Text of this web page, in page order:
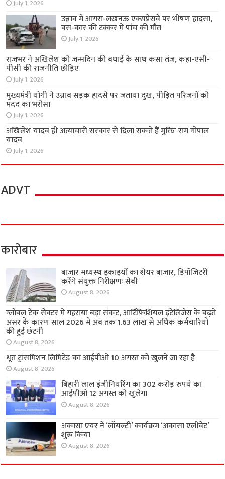
July 1, 2026
उन्नाव में आगरा-लखनऊ एक्सप्रेसवे पर भीषण हादसा,
बस-कार की टक्कर में पांच की मौत
July 1, 2026
राजभर ने अखिलेश को जन्मदिन की बधाई के साथ कसा तंज, कहा-एसी-
पीसी की राजनीति छोड़िए
July 1, 2026
मुख्यमंत्री योगी ने उन्नाव सड़क हादसे पर जताया दुख, पीड़ित परिजनों को
मदद का भरोसा
July 1, 2026
अखिलेश यादव ही अत्याचारी सरकार से दिला सकते हैं मुक्तिः राम गोपाल
यादव
July 1, 2026
ADVT
कारोबार
बाजार मध्यस्थ इकाइयों का शेयर बाजार, डिपॉजिटरी
करेंगे संयुक्त निरीक्षणः सेबी
August 8, 2026
ग्लोबल टेक सेक्टर में गहराया बड़ा संकट, आर्टिफिशियल इंटेलिजेंस के बढ़ते
असर के कारण साल 2026 में अब तक 1.63 लाख से अधिक कर्मचारियों
की हुई छंटनी
August 8, 2026
धूत ट्रांसमिशन लिमिटेड का आईपीओ 10 अगस्त को खुलने जा रहा है
August 8, 2026
बिहारी लाल इंजीनियरिंग का 302 करोड़ रुपये का
आईपीओ 12 अगस्त को खुलेगा
August 8, 2026
अकासा एयर ने ‘लॉयल्टी’ कार्यक्रम ‘अकासा एलीवेट’
शुरू किया
August 8, 2026